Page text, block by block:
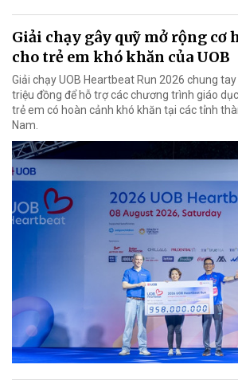
Giải chạy gây quỹ mở rộng cơ
cho trẻ em khó khăn của UOB
Giải chạy UOB Heartbeat Run 2026 chung
triệu đồng để hỗ trợ các chương trình giáo
trẻ em có hoàn cảnh khó khăn tại các tỉnh
Nam.